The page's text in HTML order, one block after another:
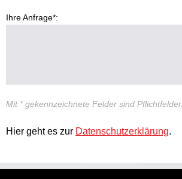
Ihre Anfrage*:
Mit * gekennzeichnete Felder sind Pflichtfelder.
Hier geht es zur Datenschutzerklärung.